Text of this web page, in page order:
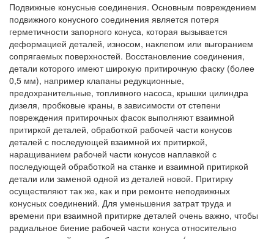
Подвижные конусные соединения. Основным повреждением
подвижного конусного соединения является потеря
герметичности запорного конуса, которая вызывается
деформацией деталей, износом, наклепом или выгоранием
сопрягаемых поверхностей. Восстановление соединения,
детали которого имеют широкую притирочную фаску (более
0,5 мм), например клапаны редукционные,
предохранительные, топливного насоса, крышки цилиндра
дизеля, пробковые краны, в зависимости от степени
повреждения притирочных фасок выполняют взаимной
притиркой деталей, обработкой рабочей части конусов
деталей с последующей взаимной их притиркой,
наращиванием рабочей части конусов наплавкой с
последующей обработкой на станке и взаимной притиркой
детали или заменой одной из деталей новой. Притирку
осуществляют так же, как и при ремонте неподвижных
конусных соединений. Для уменьшения затрат труда и
времени при взаимной притирке деталей очень важно, чтобы
радиальное биение рабочей части конуса относительно